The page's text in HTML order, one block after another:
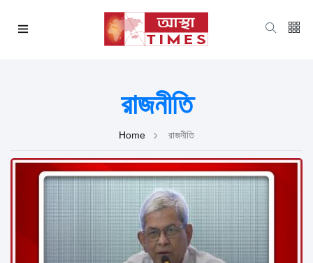
রাজনীতি
Home রাজনীতি